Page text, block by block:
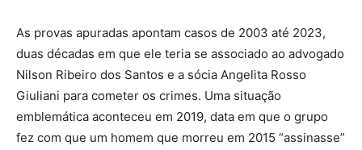
As provas apuradas apontam casos de 2003 até 2023,
duas décadas em que ele teria se associado ao advogado
Nilson Ribeiro dos Santos e a sócia Angelita Rosso
Giuliani para cometer os crimes. Uma situação
emblemática aconteceu em 2019, data em que o grupo
fez com que um homem que morreu em 2015 “assinasse”